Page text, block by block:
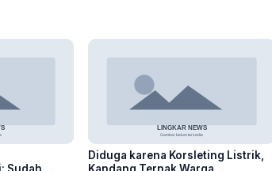
Diduga karena Korsleting Listrik,